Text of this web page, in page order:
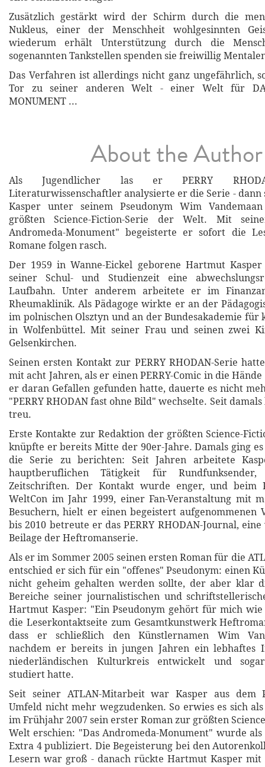
Zusätzlich gestärkt wird der Schirm durch die
Nukleus, einer der Menschheit wohlgesinnten
wiederum erhält Unterstützung durch die
sogenannten Tankstellen spenden sie freiwillig
Das Verfahren ist allerdings nicht ganz ungefährlich,
Tor zu seiner anderen Welt - einer Welt für DAS
MONUMENT ...
About the Author
Als Jugendlicher las er PERRY
Literaturwissenschaftler analysierte er die Serie -
Kasper unter seinem Pseudonym Wim
größten Science-Fiction-Serie der Welt. Mit
Andromeda-Monument" begeisterte er sofort die
Romane folgen rasch.
Der 1959 in Wanne-Eickel geborene Hartmut
seiner Schul- und Studienzeit eine
Laufbahn. Unter anderem arbeitete er im
Rheumaklinik. Als Pädagoge wirkte er an der
im polnischen Olsztyn und an der Bundesakademie
in Wolfenbüttel. Mit seiner Frau und seinen zwei
Gelsenkirchen.
Seinen ersten Kontakt zur PERRY RHODAN-Serie
mit acht Jahren, als er einen PERRY-Comic in die
er daran Gefallen gefunden hatte, dauerte es nicht
"PERRY RHODAN fast ohne Bild" wechselte. Seit
treu.
Erste Kontakte zur Redaktion der größten Science-
knüpfte er bereits Mitte der 90er-Jahre. Damals ging
die Serie zu berichten: Seit Jahren arbeitete
hauptberuflichen Tätigkeit für
Zeitschriften. Der Kontakt wurde enger, und beim
WeltCon im Jahr 1999, einer Fan-Veranstaltung mit
Besuchern, hielt er einen begeistert aufgenommenen
bis 2010 betreute er das PERRY RHODAN-Journal,
Beilage der Heftromanserie.
Als er im Sommer 2005 seinen ersten Roman für die
entschied er sich für ein "offenes" Pseudonym: einen
nicht geheim gehalten werden sollte, der aber klar
Bereiche seiner journalistischen und
Hartmut Kasper: "Ein Pseudonym gehört für mich
die Leserkontaktseite zum Gesamtkunstwerk
dass er schließlich den Künstlernamen Wim
nachdem er bereits in jungen Jahren ein lebhaftes
niederländischen Kulturkreis entwickelt und
studiert hatte.
Seit seiner ATLAN-Mitarbeit war Kasper aus dem
Umfeld nicht mehr wegzudenken. So erwies es sich
im Frühjahr 2007 sein erster Roman zur größten
Welt erschien: "Das Andromeda-Monument" wurde als
Extra 4 publiziert. Die Begeisterung bei den
Lesern war groß - danach rückte Hartmut Kasper mit